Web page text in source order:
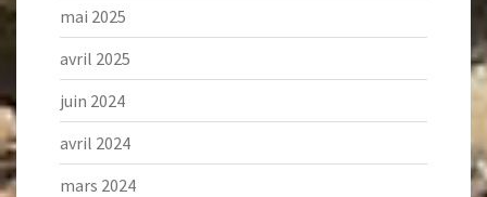
mai 2025
avril 2025
juin 2024
avril 2024
mars 2024